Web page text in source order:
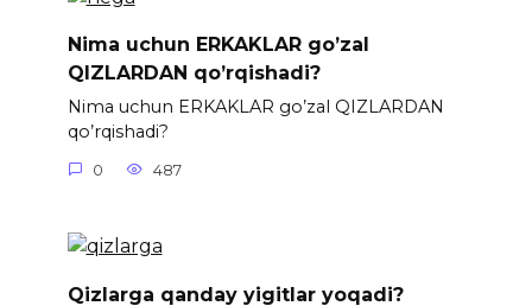
Nima uchun ERKAKLAR go’zal
QIZLARDAN qo’rqishadi?
Nima uchun ERKAKLAR go’zal QIZLARDAN
qo’rqishadi?
0 487
Qizlarga qanday yigitlar yoqadi?